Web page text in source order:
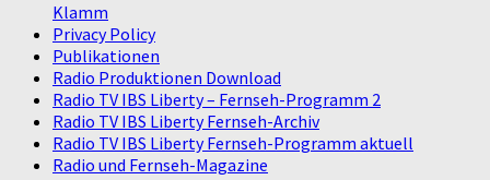
Klamm
Privacy Policy
Publikationen
Radio Produktionen Download
Radio TV IBS Liberty – Fernseh-Programm 2
Radio TV IBS Liberty Fernseh-Archiv
Radio TV IBS Liberty Fernseh-Programm aktuell
Radio und Fernseh-Magazine